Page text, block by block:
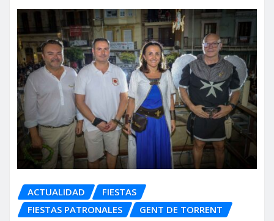
ACTUALIDAD
FIESTAS
FIESTAS PATRONALES
GENT DE TORRENT